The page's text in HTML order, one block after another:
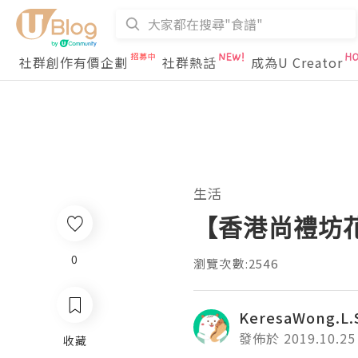
社群創作有價企劃 社群熱話 成為U Creator
0
收藏
生活
【香港尚禮
瀏覽次數:2546
發佈於 2019.10.25